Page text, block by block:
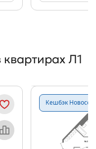
Л1
Кешбэк